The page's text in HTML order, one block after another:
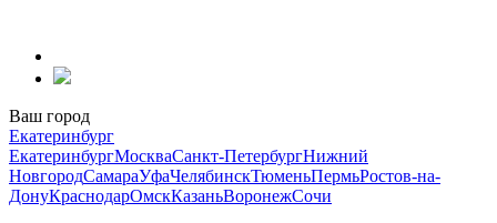
содержанию
Ваш город
Екатеринбург
ЕкатеринбургМоскваСанкт-ПетербургНижний
НовгородСамараУфаЧелябинскТюменьПермьРостов-на-
ДонуКраснодарОмскКазаньВоронежСочи